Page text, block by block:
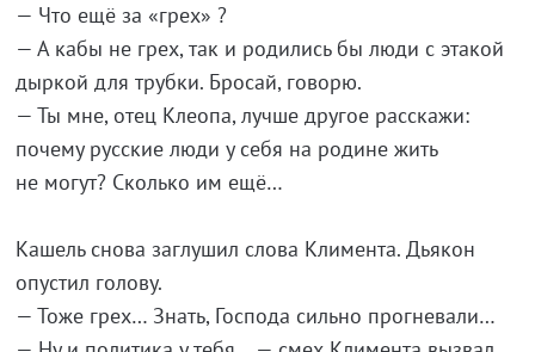
— Что ещё за «грех» ?
— А кабы не грех, так и родились бы люди с этакой
дыркой для трубки. Бросай, говорю.
— Ты мне, отец Клеопа, лучше другое расскажи:
почему русские люди у себя на родине жить
не могут? Сколько им ещё…
Кашель снова заглушил слова Климента. Дьякон
опустил голову.
— Тоже грех… Знать, Господа сильно прогневали…